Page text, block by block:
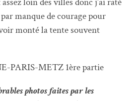
manque de courage pour
monté la tente souvent
PARIS-METZ 1ère partie
photos faites par les